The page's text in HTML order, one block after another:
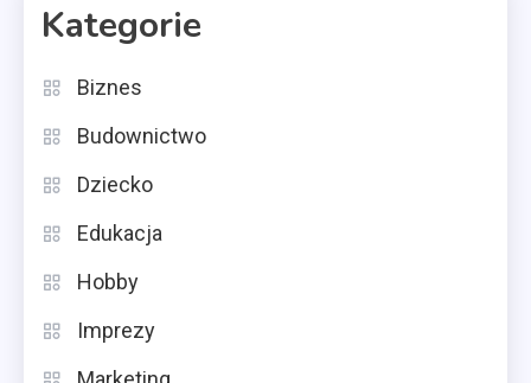
Kategorie
Biznes
Budownictwo
Dziecko
Edukacja
Hobby
Imprezy